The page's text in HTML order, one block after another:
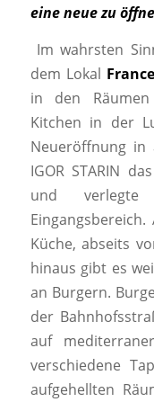
eine neue zu
Im wahrsten
dem Lokal
in den
Kitchen in der
Neueröffnung in
IGOR STARIN
und
Küche, abseits
hinaus gibt es
an Burgern.
der
auf
verschiedene
aufgehellten